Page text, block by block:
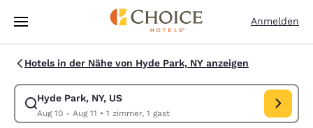
Weiter Zu Hauptinhalt
Anmelden
Hotels in der Nähe von Hyde Park, NY anzeigen
Hyde Park, NY, US
Aug 10 - Aug 11 • 1 zimmer, 1 gast
Suche für Hyde Park, NY, US ändern. Check-in-Datum Aug 10, Check-